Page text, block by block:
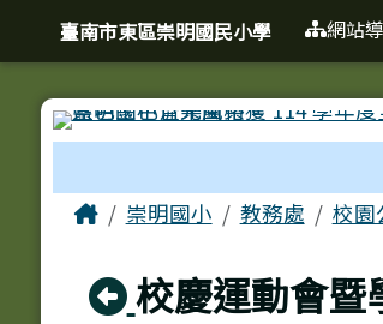
跳至主內容區
臺南市東區崇明
導覽列臺南市東區崇明國民小學 網站
主內容區域
Home崇明國小 教務處 校園
回上頁
校慶運動會暨
頁尾區域